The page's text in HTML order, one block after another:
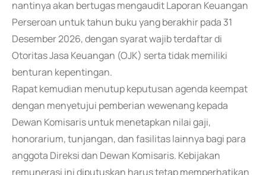
nantinya akan bertugas mengaudit Laporan Keuangan
Perseroan untuk tahun buku yang berakhir pada 31
Desember 2026, dengan syarat wajib terdaftar di
Otoritas Jasa Keuangan (OJK) serta tidak memiliki
benturan kepentingan.
Rapat kemudian menutup keputusan agenda keempat
dengan menyetujui pemberian wewenang kepada
Dewan Komisaris untuk menetapkan nilai gaji,
honorarium, tunjangan, dan fasilitas lainnya bagi para
anggota Direksi dan Dewan Komisaris. Kebijakan
remunerasi ini diputuskan harus tetap memperhatikan